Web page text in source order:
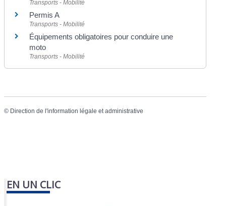
Transports - Mobilité
Permis A
Transports - Mobilité
Équipements obligatoires pour conduire une
moto
Transports - Mobilité
© Direction de l'information légale et administrative
EN UN CLIC